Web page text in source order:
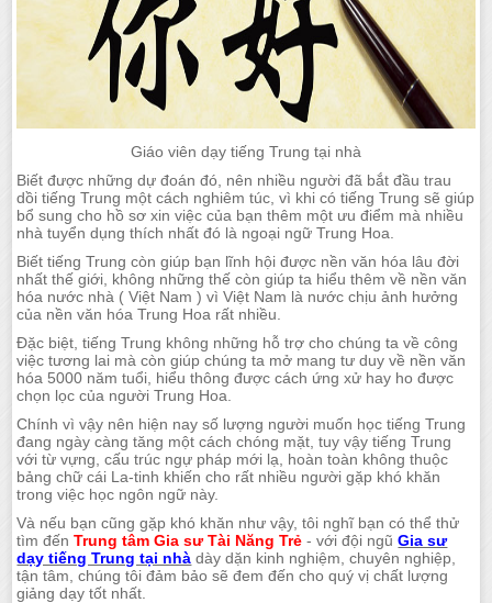
Giáo viên dạy tiếng Trung tại nhà
Biết được những dự đoán đó, nên nhiều người đã bắt đầu trau
dồi tiếng Trung một cách nghiêm túc, vì khi có tiếng Trung sẽ giúp
bổ sung cho hồ sơ xin việc của bạn thêm một ưu điểm mà nhiều
nhà tuyển dụng thích nhất đó là ngoại ngữ Trung Hoa.
Biết tiếng Trung còn giúp bạn lĩnh hội được nền văn hóa lâu đời
nhất thế giới, không những thế còn giúp ta hiểu thêm về nền văn
hóa nước nhà ( Việt Nam ) vì Việt Nam là nước chịu ảnh hưởng
của nền văn hóa Trung Hoa rất nhiều.
Đặc biệt, tiếng Trung không những hỗ trợ cho chúng ta về công
việc tương lai mà còn giúp chúng ta mở mang tư duy về nền văn
hóa 5000 năm tuổi, hiểu thông được cách ứng xử hay ho được
chọn lọc của người Trung Hoa.
Chính vì vậy nên hiện nay số lượng người muốn học tiếng Trung
đang ngày càng tăng một cách chóng mặt, tuy vậy tiếng Trung
với từ vựng, cấu trúc ngự pháp mới lạ, hoàn toàn không thuộc
bảng chữ cái La-tinh khiến cho rất nhiều người gặp khó khăn
trong việc học ngôn ngữ này.
Và nếu bạn cũng gặp khó khăn như vậy, tôi nghĩ bạn có thể thử
tìm đếnTrung tâm Gia sư Tài Năng Trẻ - với đội ngũGia sư
dạy tiếng Trung tại nhà dày dặn kinh nghiệm, chuyên nghiệp,
tận tâm, chúng tôi đảm bảo sẽ đem đến cho quý vị chất lượng
giảng dạy tốt nhất.